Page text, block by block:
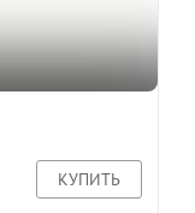
КУПИТЬ